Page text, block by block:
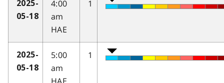
2025-
05-18
4:00
am
HAE
1
2025-
05-18
5:00
am
1